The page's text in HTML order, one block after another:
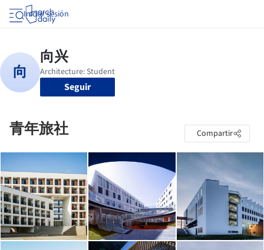
Iniciar sesión
Seguir
青年旅社 Compartir